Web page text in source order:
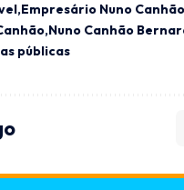
Empresário Nuno Canhão
Nuno Canhão
públicas